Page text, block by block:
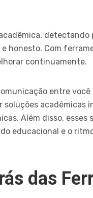
honesto. Com
continuamente.
entre
Além disso, esses
educacional e o
das